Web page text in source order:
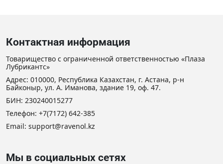
Контактная информация
Товарищество с ограниченной ответственностью «Плаза
Лубрикантс»
Адрес: 010000, Республика Казахстан, г. Астана, р-н
Байконыр, ул. А. Иманова, здание 19, оф. 47.
БИН: 230240015277
Телефон: +7(7172) 642-385
Email: support@ravenol.kz
Мы в социальных сетях